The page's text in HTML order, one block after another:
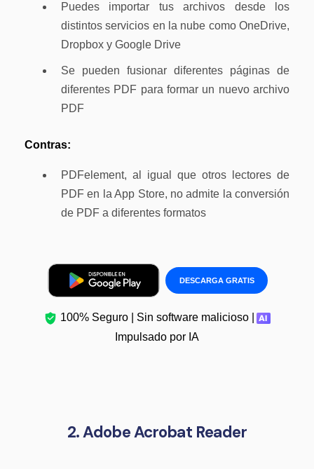
Puedes importar tus archivos desde los
distintos servicios en la nube como OneDrive,
Dropbox y Google Drive
Se pueden fusionar diferentes páginas de
diferentes PDF para formar un nuevo archivo
PDF
Contras:
PDFelement, al igual que otros lectores de
PDF en la App Store, no admite la conversión
de PDF a diferentes formatos
DESCARGA GRATIS
100% Seguro | Sin software malicioso |
Impulsado por IA
2. Adobe Acrobat Reader